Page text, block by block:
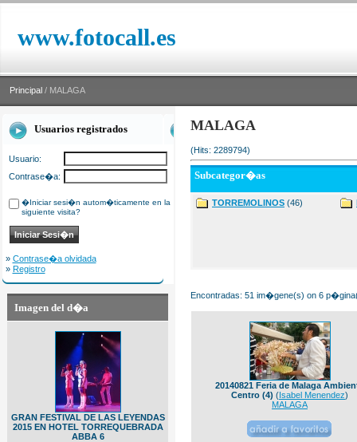
www.fotocall.es
Principal / MALAGA
Usuarios registrados
Usuario:
Contrase�a:
�Iniciar sesi�n autom�ticamente en la
siguiente visita?
» Contrase�a olvidada
» Registro
Imagen del d�a
GRAN FESTIVAL DE LAS LEYENDAS
2015 EN HOTEL TORREQUEBRADA
ABBA 6
MALAGA
(Hits: 2289794)
Subcategor�as
TORREMOLINOS (46)
Encontradas: 51 im�gene(s) on 6
20140821 Feria de Malaga
Centro (4) (Isabel Menendez)
MALAGA